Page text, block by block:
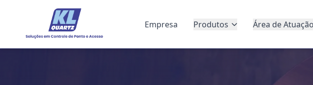
Empresa Produtos Área de Atuação